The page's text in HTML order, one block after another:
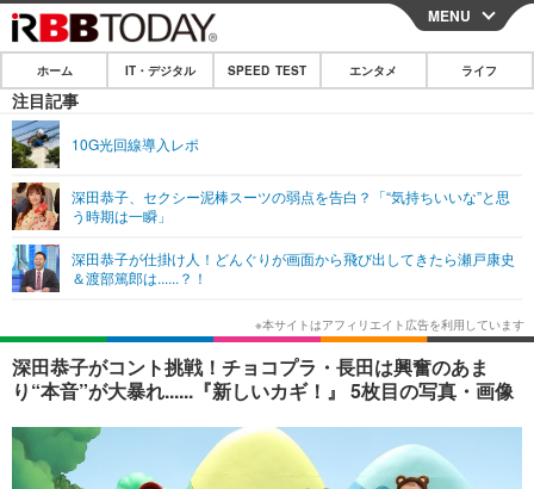
CLOSE
ホーム
IT・デジタル
ネタ
ショッピング その他
SPEED TEST
エンタメ
エンタメTOP
韓国・芸能
音楽 スポーツ
ショッピング その他
ライフ
ライフTOP グルメ
ペット ショッピング
その他
リリース一覧
プッシュ通知の停止方法
MENU
ホーム IT・デジタル SPEED TEST エンタメ ライフ
注目記事
10G光回線導入レポ
深田恭子、セクシー泥棒スーツの弱点を告白？「“気持ちいいな”と思
う時期は一瞬」
深田恭子が仕掛け人！どんぐりが画面から飛び出してきたら瀬戸康史
＆渡部篤郎は......？！
深田恭子がコント挑戦！チョコプラ・長田は興奮のあま
り“本音”が大暴れ......『新しいカギ！』 5枚目の写真・画像